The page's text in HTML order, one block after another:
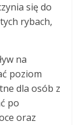
się do
rybach,
na
poziom
dla osób z
po
oraz